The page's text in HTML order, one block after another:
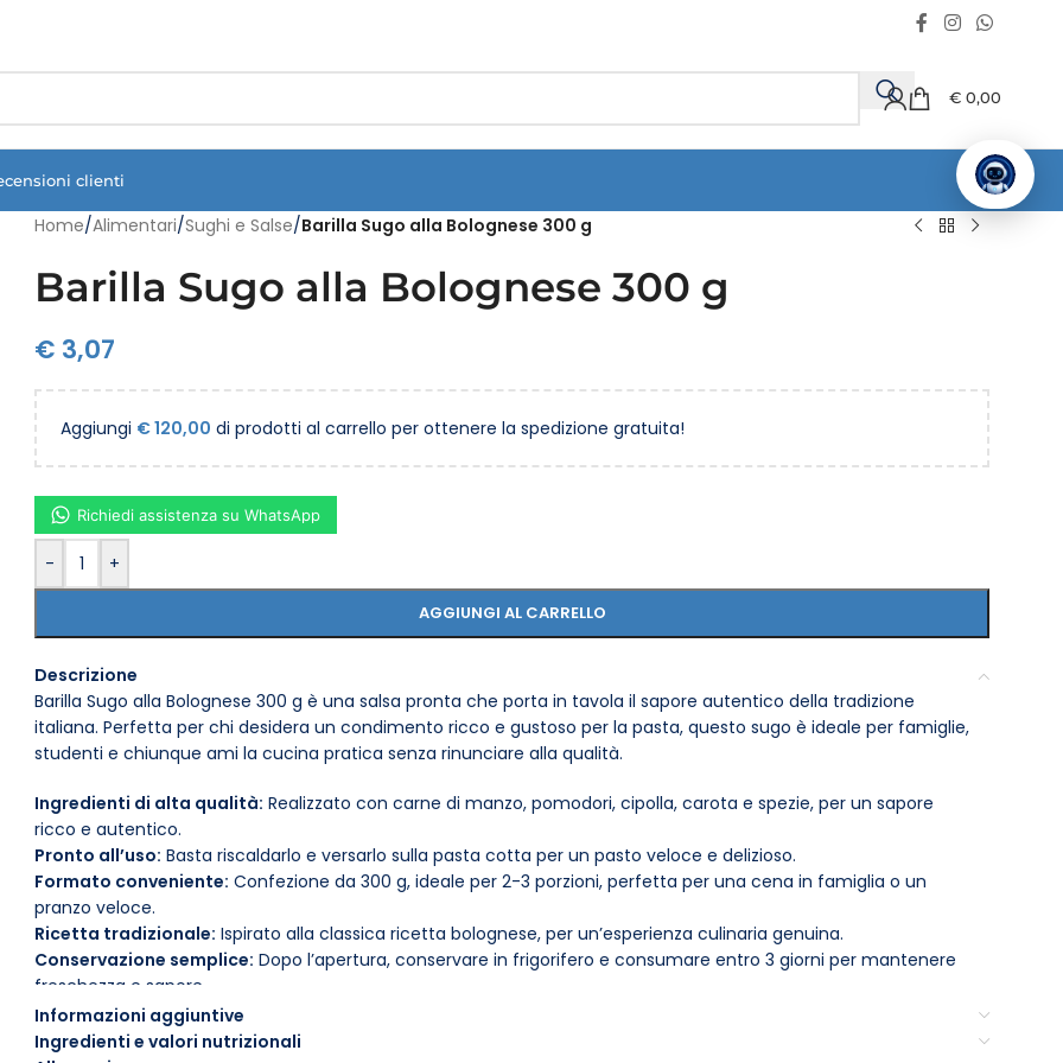
€ 0,00
clienti
Home/Alimentari/Sughi e Salse/Barilla Sugo alla Bolognese 300 g
Barilla Sugo alla Bolognese 300 g
€ 3,07
Aggiungi €120,00 di prodotti al carrello per ottenere la spedizione gratuita!
- +
AGGIUNGI AL CARRELLO
Richiedi assistenza su WhatsApp
Descrizione
Barilla Sugo alla Bolognese 300 g è una salsa pronta che porta in tavola il sapore autentico della tradizione
italiana. Perfetta per chi desidera un condimento ricco e gustoso per la pasta, questo sugo è ideale per famiglie,
studenti e chiunque ami la cucina pratica senza rinunciare alla qualità.
Ingredienti di alta qualità: Realizzato con carne di manzo, pomodori, cipolla, carota e spezie, per un sapore
ricco e autentico.
Pronto all’uso: Basta riscaldarlo e versarlo sulla pasta cotta per un pasto veloce e delizioso.
Formato conveniente: Confezione da 300 g, ideale per 2-3 porzioni, perfetta per una cena in famiglia o un
pranzo veloce.
Ricetta tradizionale: Ispirato alla classica ricetta bolognese, per un’esperienza culinaria genuina.
Conservazione semplice: Dopo l’apertura, conservare in frigorifero e consumare entro 3 giorni per mantenere
freschezza e sapore.
Versatilità in cucina:Ottimo non solo con la pasta, ma anche per preparare lasagne, polpette o come base per
altre ricette.
Informazioni aggiuntive
Ingredienti e valori nutrizionali